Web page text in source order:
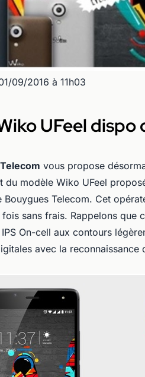
09/2016 à 11h03
UFeel dispo
vous propose
du modèle Wiko UFeel
Bouygues Telecom. Cet
sans frais. Rappelons que
On-cell aux contours
avec la